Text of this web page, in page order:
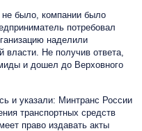
было, компании было
потребовал
наделили
власти. Не получив ответа,
и дошел до Верховного
и указали: Минтранс России
транспортных средств
право издавать акты